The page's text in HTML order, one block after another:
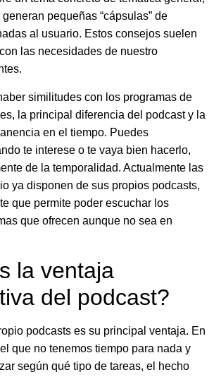
pequeñas “cápsulas” de
al usuario. Estos consejos suelen
las necesidades de nuestro
similitudes con los programas de
la principal diferencia del podcast y la
en el tiempo. Puedes
te interese o te vaya bien hacerlo,
de la temporalidad. Actualmente las
ya disponen de sus propios podcasts,
que permite poder escuchar los
que ofrecen aunque no sea en
la ventaja
del podcast?
podcasts es su principal ventaja. En
que no tenemos tiempo para nada y
según qué tipo de tareas, el hecho